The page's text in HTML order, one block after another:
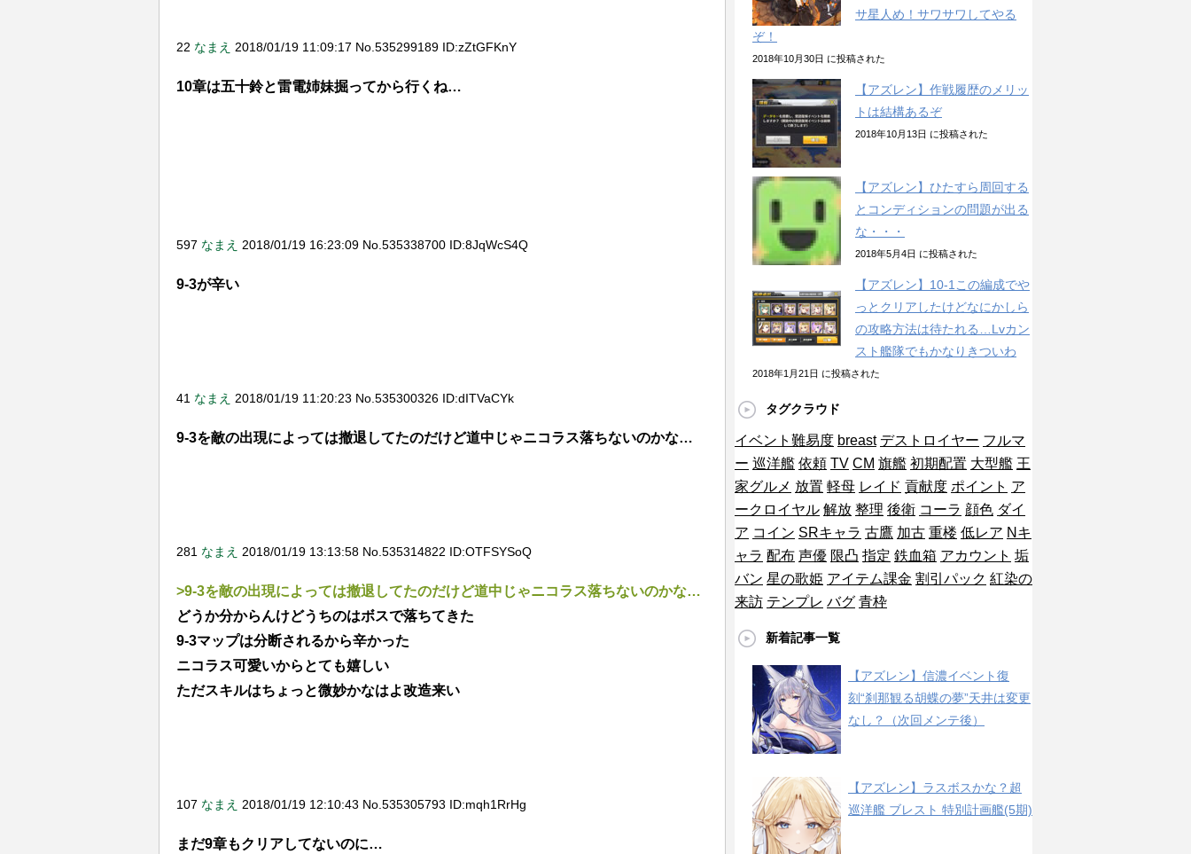
指揮官諸君、貴方だけのお姉さんを早く入渠させよう! ケイタイ娘は無料社が開
発した1/6スケールの下半身フィギュア付きモバイルスタンド。
死ぬこと、生きる事とはどう言うことかと３０分延々と説教してきた耳かきボイ
るらしい
【18禁】完全18禁のフェニックスのシコ画像はこちらですwwww「いけるや
ん！」「フェニのスキン来い！w」
Hello world!
【情報解読】何か意味不明で全然解読出来なかったんだが…分からんままクリア
したｗｗどういう事だったのコレ？
最近実装されたキャラ見てると「エロけりゃ釣れる」って饅頭の意志が透けて見
えてちょっとあれだ…←
22 なまえ 2018/01/19 11:09:17 No.535299189 ID:zZtGFKnY
10章は五十鈴と雷電姉妹掘ってから行くね…
597 なまえ 2018/01/19 16:23:09 No.535338700 ID:8JqWcS4Q
9-3が辛い
41 なまえ 2018/01/19 11:20:23 No.535300326 ID:dITVaCYk
9-3を敵の出現によっては撤退してたのだけど道中じゃニコラス落ちないのかな…
281 なまえ 2018/01/19 13:13:58 No.535314822 ID:OTFSYSoQ
>9-3を敵の出現によっては撤退してたのだけど道中じゃニコラス落ちないのかな…
どうか分からんけどうちのはボスで落ちてきた
9-3マップは分断されるから辛かった
ニコラス可愛いからとても嬉しい
ただスキルはちょっと微妙かなはよ改造来い
107 なまえ 2018/01/19 12:10:43 No.535305793 ID:mqh1RrHg
まだ9章もクリアしてないのに…
サ星人め！サワサワしてやる
ぞ！
2018年10月30日 に投稿された
【アズレン】作戦履歴のメリッ
トは結構あるぞ
2018年10月13日 に投稿された
【アズレン】ひたすら周回する
とコンディションの問題が出る
な・・・
2018年5月4日 に投稿された
【アズレン】10-1この編成でや
っとクリアしたけどなにかしら
の攻略方法は待たれる…Lvカン
スト艦隊でもかなりきついわ
2018年1月21日 に投稿された
タグクラウド
イベント難易度 breast デストロイヤー フルマ
ー 巡洋艦 依頼 TV CM 旗艦 初期配置 大型艦 王
家グルメ 放置 軽母 レイド 貢献度 ポイント ア
ークロイヤル 解放 整理 後衛 コーラ 顔色 ダイ
ア コイン SRキャラ 古鷹 加古 重楼 低レア Nキ
ャラ 配布 声優 限凸 指定 鉄血箱 アカウント 垢
バン 星の歌姫 アイテム課金 割引パック 紅染の
来訪 テンプレ バグ 青枠
新着記事一覧
【アズレン】信濃イベント復
刻“刹那観る胡蝶の夢”天井は変更
なし？（次回メンテ後）
【アズレン】ラスボスかな？超
巡洋艦 ブレスト 特別計画艦(5期)